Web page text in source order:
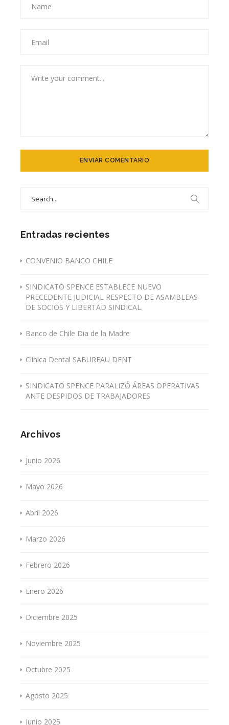
Entradas recientes
CONVENIO BANCO CHILE
SINDICATO SPENCE ESTABLECE NUEVO
PRECEDENTE JUDICIAL RESPECTO DE ASAMBLEAS
DE SOCIOS Y LIBERTAD SINDICAL.
Banco de Chile Dia de la Madre
Clínica Dental SABUREAU DENT
SINDICATO SPENCE PARALIZÓ ÁREAS OPERATIVAS
ANTE DESPIDOS DE TRABAJADORES
Archivos
Junio 2026
Mayo 2026
Abril 2026
Marzo 2026
Febrero 2026
Enero 2026
Diciembre 2025
Noviembre 2025
Octubre 2025
Agosto 2025
Junio 2025